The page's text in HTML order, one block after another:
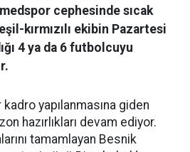
cephesinde sıcak
kırmızılı ekibin Pazartesi
4 ya da 6 futbolcuyu
yapılanmasına giden
hazırlıkları devam ediyor.
tamamlayan Besnik